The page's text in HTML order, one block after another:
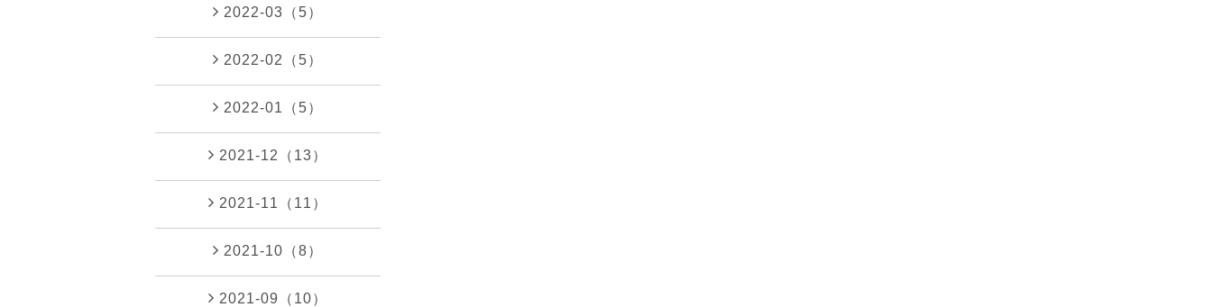
2022-03（5）
2022-02（5）
2022-01（5）
2021-12（13）
2021-11（11）
2021-10（8）
2021-09（10）